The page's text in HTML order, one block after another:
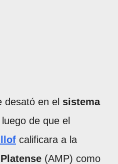
desató en el sistema
luego de que el
calificara a la
(AMP) como